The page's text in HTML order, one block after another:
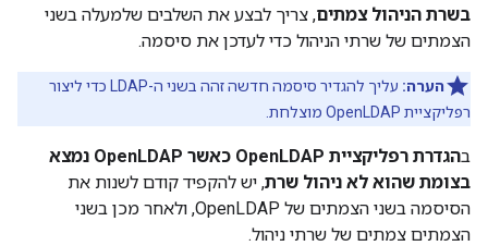
בשרת הניהול צמתים, צריך לבצע את השלבים שלמעלה בשני
הצמתים של שרתי הניהול כדי לעדכן את סיסמה.
הערה:
עליך להגדיר סיסמה חדשה זהה בשני ה-LDAP כדי ליצור
רפליקציית OpenLDAP מוצלחת.
ב
הגדרת רפליקציית OpenLDAP כאשר OpenLDAP נמצא
בצומת שהוא לא ניהול שרת, יש להקפיד קודם לשנות את
הסיסמה בשני הצמתים של OpenLDAP, ולאחר מכן בשני
הצמתים צמתים של שרתי ניהול.